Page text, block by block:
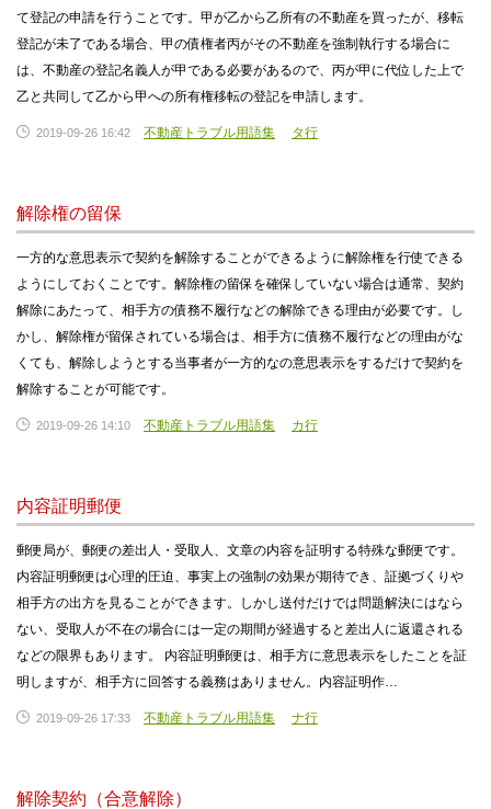
て登記の申請を行うことです。甲が乙から乙所有の不動産を買ったが、移転
登記が未了である場合、甲の債権者丙がその不動産を強制執行する場合に
は、不動産の登記名義人が甲である必要があるので、丙が甲に代位した上で
乙と共同して乙から甲への所有権移転の登記を申請します。
2019-09-26 16:42 不動産トラブル用語集 タ行
解除権の留保
一方的な意思表示で契約を解除することができるように解除権を行使できる
ようにしておくことです。解除権の留保を確保していない場合は通常、契約
解除にあたって、相手方の債務不履行などの解除できる理由が必要です。し
かし、解除権が留保されている場合は、相手方に債務不履行などの理由がな
くても、解除しようとする当事者が一方的なの意思表示をするだけで契約を
解除することが可能です。
2019-09-26 14:10 不動産トラブル用語集 カ行
内容証明郵便
郵便局が、郵便の差出人・受取人、文章の内容を証明する特殊な郵便です。
内容証明郵便は心理的圧迫、事実上の強制の効果が期待でき、証拠づくりや
相手方の出方を見ることができます。しかし送付だけでは問題解決にはなら
ない、受取人が不在の場合には一定の期間が経過すると差出人に返還される
などの限界もあります。 内容証明郵便は、相手方に意思表示をしたことを証
明しますが、相手方に回答する義務はありません。内容証明作…
2019-09-26 17:33 不動産トラブル用語集 ナ行
解除契約（合意解除）